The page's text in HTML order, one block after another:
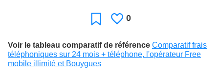
Favori J'aime
0
Voir le tableau comparatif de référence Comparatif frais
téléphoniques sur 24 mois + téléphone, l'opérateur Free
mobile illimité et Bouygues